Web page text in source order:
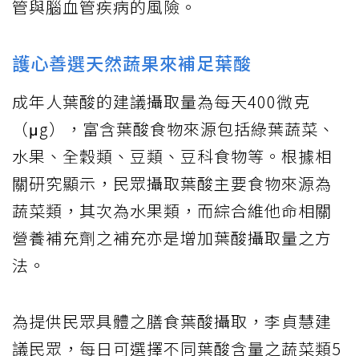
管與腦血管疾病的風險。
護心善選天然蔬果來補足葉酸
成年人葉酸的建議攝取量為每天400微克
（μg），富含葉酸食物來源包括綠葉蔬菜、
水果、全穀類、豆類、豆科食物等。根據相
關研究顯示，民眾攝取葉酸主要食物來源為
蔬菜類，其次為水果類，而綜合維他命相關
營養補充劑之補充亦是增加葉酸攝取量之方
法。
為提供民眾具體之膳食葉酸攝取，李貞慧建
議民眾，每日可選擇不同葉酸含量之蔬菜類5